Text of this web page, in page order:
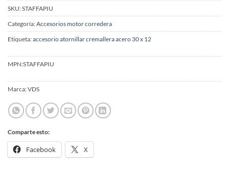
SKU:STAFFAPIU
Categoría:Accesorios motor corredera
Etiqueta:accesorio atornillar cremallera acero 30 x 12
MPN:STAFFAPIU
Marca:VDS
Comparte esto:
Facebook X